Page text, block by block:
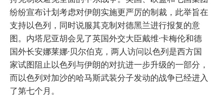
纷纷宣布计划考虑对伊朗实施更严厉的制裁，此举旨在
支持以色列，同时说服其克制对德黑兰进行报复的意
图。内塔尼亚胡会见了英国外交大臣戴维·卡梅伦和德
国外长安娜莱娜·贝尔伯克，两人访问以色列是西方国
家试图阻止以色列与伊朗的对抗进一步升级的一部分，
而以色列对加沙的哈马斯武装分子发动的战争已经进入
了第七个月。